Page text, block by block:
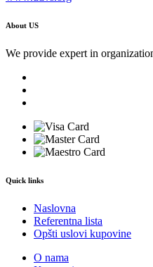
About US
We provide expert in
Quick links
Naslovna
Referentna lista
Opšti uslovi kupovine
O nama